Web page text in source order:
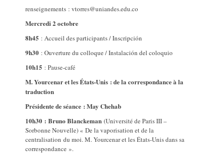
renseignements : vtorres@uniandes.edu.co
Mercredi 2 octobre
8h45 : Accueil des participants / Inscripción
9h30 : Ouverture du colloque / Instalación del coloquio
10h15 : Pause-café
M. Yourcenar et les États-Unis : de la correspondance à la
traduction
Présidente de séance : May Chehab
10h30 : Bruno Blanckeman(Université de Paris III –
Sorbonne Nouvelle) « De la vaporisation et de la
centralisation du moi. M. Yourcenar et les États-Unis dans sa
correspondance ».